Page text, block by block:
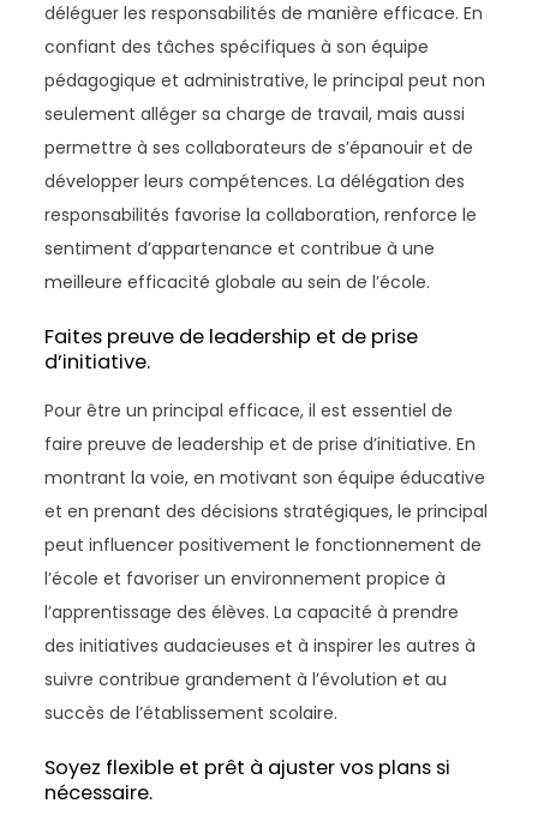
déléguer les responsabilités de manière efficace. En
confiant des tâches spécifiques à son équipe
pédagogique et administrative, le principal peut non
seulement alléger sa charge de travail, mais aussi
permettre à ses collaborateurs de s’épanouir et de
développer leurs compétences. La délégation des
responsabilités favorise la collaboration, renforce le
sentiment d’appartenance et contribue à une
meilleure efficacité globale au sein de l’école.
Faites preuve de leadership et de prise
d’initiative.
Pour être un principal efficace, il est essentiel de
faire preuve de leadership et de prise d’initiative. En
montrant la voie, en motivant son équipe éducative
et en prenant des décisions stratégiques, le principal
peut influencer positivement le fonctionnement de
l’école et favoriser un environnement propice à
l’apprentissage des élèves. La capacité à prendre
des initiatives audacieuses et à inspirer les autres à
suivre contribue grandement à l’évolution et au
succès de l’établissement scolaire.
Soyez flexible et prêt à ajuster vos plans si
nécessaire.